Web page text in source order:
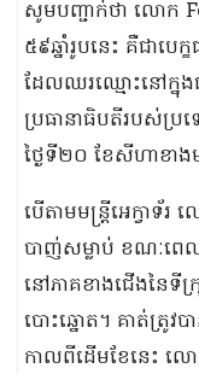
សូមបញ្ជាក់ថា លោក
៥៩ឆ្នាំរូបនេះ គឺជាបេ
ដែលឈរឈ្មោះនៅក្នុង
ប្រធានាធិបតីរបស់ប្រ
ថ្ងៃទី២០ ខែសីហាខាង
បើតាមមន្រ្តីអេក្វាទ័
បាញ់សម្លាប់ ខណៈពេ
នៅភាគខាងជើងនៃទីក្
បោះឆ្នោត។ គាត់ត្រូវ
កាលពីដើមខែនេះ ល